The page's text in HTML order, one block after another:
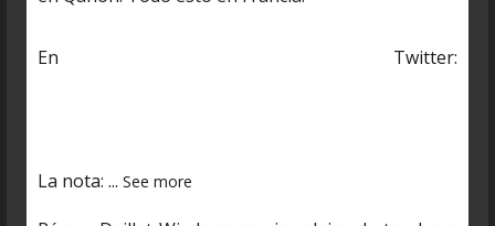
En Twitter:
La nota: ... See more